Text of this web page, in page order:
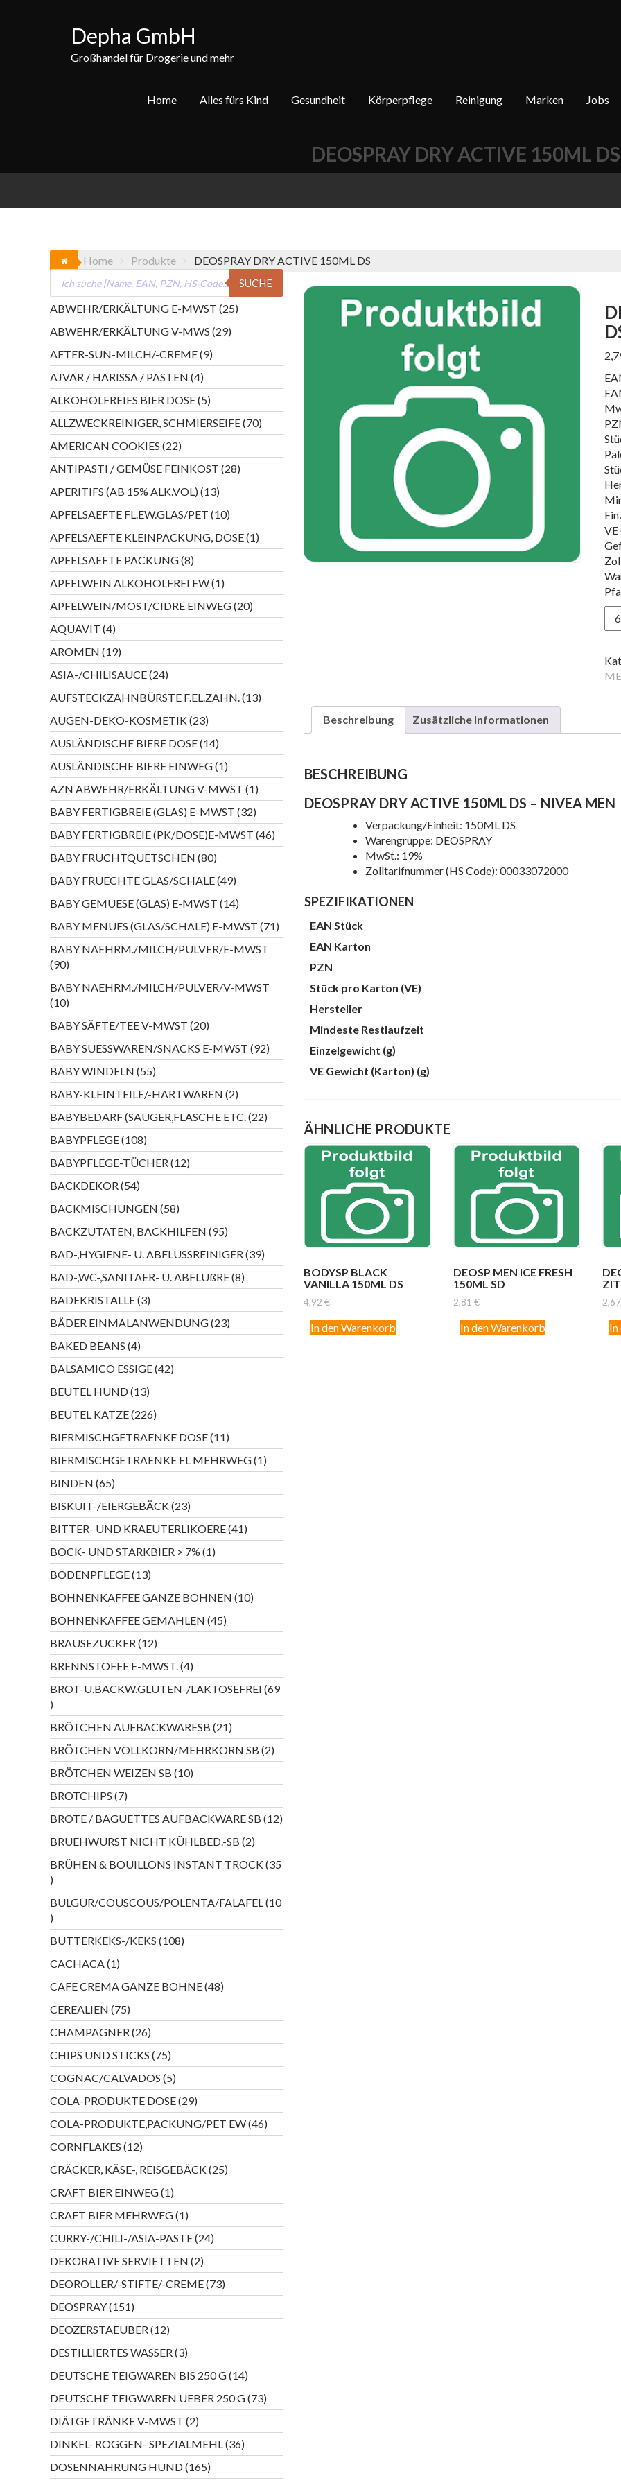
Depha GmbH
Großhandel für Drogerie und mehr
Home Alles fürs Kind Gesundheit Körperpflege Reinigung Marken Jobs
DEOSPRAY DRY ACTIVE 150ML DS
Home Produkte DEOSPRAY DRY ACTIVE 150ML DS
DS
Beschreibung Zusätzliche Informationen
BESCHREIBUNG
DEOSPRAY DRY ACTIVE 150ML DS – NIVEA MEN
Verpackung/Einheit: 150ML DS
Warengruppe: DEOSPRAY
MwSt.: 19%
Zolltarifnummer (HS Code): 00033072000
SPEZIFIKATIONEN
EAN Stück
EAN Karton
PZN
Stück pro Karton (VE)
Hersteller
Mindeste Restlaufzeit
Einzelgewicht (g)
VE Gewicht (Karton) (g)
ÄHNLICHE PRODUKTE
BODYSP BLACK
VANILLA 150ML DS
4,92 €
In den Warenkorb
DEOSP MEN ICE FRESH
150ML SD
2,81 €
In den Warenkorb In
Products
search
SUCHE
ABWEHR/ERKÄLTUNG E-MWST 2525
Produkte
ABWEHR/ERKÄLTUNG V-MWS 2929
Produkte
AFTER-SUN-MILCH/-CREME 99
Produkte
AJVAR / HARISSA / PASTEN 44
Produkte
ALKOHOLFREIES BIER DOSE 55
Produkte
ALLZWECKREINIGER, SCHMIERSEIFE 7070
Produkte
AMERICAN COOKIES 2222
Produkte
ANTIPASTI / GEMÜSE FEINKOST 2828
Produkte
APERITIFS (AB 15% ALK.VOL) 1313
Produkte
APFELSAEFTE FL.EW.GLAS/PET 1010
Produkte
APFELSAEFTE KLEINPACKUNG, DOSE 11
Produkt
APFELSAEFTE PACKUNG 88
Produkte
APFELWEIN ALKOHOLFREI EW 11
Produkt
APFELWEIN/MOST/CIDRE EINWEG 2020
Produkte
AQUAVIT 44
Produkte
AROMEN 1919
Produkte
ASIA-/CHILISAUCE 2424
Produkte
AUFSTECKZAHNBÜRSTE F.EL.ZAHN. 1313
Produkte
AUGEN-DEKO-KOSMETIK 2323
Produkte
AUSLÄNDISCHE BIERE DOSE 1414
Produkte
AUSLÄNDISCHE BIERE EINWEG 11
Produkt
AZN ABWEHR/ERKÄLTUNG V-MWST 11
Produkt
BABY FERTIGBREIE (GLAS) E-MWST 3232
Produkte
BABY FERTIGBREIE (PK/DOSE)E-MWST 4646
Produkte
BABY FRUCHTQUETSCHEN 8080
Produkte
BABY FRUECHTE GLAS/SCHALE 4949
Produkte
BABY GEMUESE (GLAS) E-MWST 1414
Produkte
BABY MENUES (GLAS/SCHALE) E-MWST 7171
Produkte
BABY NAEHRM./MILCH/PULVER/E-MWST
9090
Produkte
BABY NAEHRM./MILCH/PULVER/V-MWST
1010
Produkte
BABY SÄFTE/TEE V-MWST 2020
Produkte
BABY SUESSWAREN/SNACKS E-MWST 9292
Produkte
BABY WINDELN 5555
Produkte
BABY-KLEINTEILE/-HARTWAREN 22
Produkte
BABYBEDARF (SAUGER,FLASCHE ETC. 2222
Produkte
BABYPFLEGE 108108
Produkte
BABYPFLEGE-TÜCHER 1212
Produkte
BACKDEKOR 5454
Produkte
BACKMISCHUNGEN 5858
Produkte
BACKZUTATEN, BACKHILFEN 9595
Produkte
BAD-,HYGIENE- U. ABFLUSSREINIGER 3939
Produkte
BAD-,WC-,SANITAER- U. ABFLUßRE 88
Produkte
BADEKRISTALLE 33
Produkte
BÄDER EINMALANWENDUNG 2323
Produkte
BAKED BEANS 44
Produkte
BALSAMICO ESSIGE 4242
Produkte
BEUTEL HUND 1313
Produkte
BEUTEL KATZE 226226
Produkte
BIERMISCHGETRAENKE DOSE 1111
Produkte
BIERMISCHGETRAENKE FL MEHRWEG 11
Produkt
BINDEN 6565
Produkte
BISKUIT-/EIERGEBÄCK 2323
Produkte
BITTER- UND KRAEUTERLIKOERE 4141
Produkte
BOCK- UND STARKBIER > 7% 11
Produkt
BODENPFLEGE 1313
Produkte
BOHNENKAFFEE GANZE BOHNEN 1010
Produkte
BOHNENKAFFEE GEMAHLEN 4545
Produkte
BRAUSEZUCKER 1212
Produkte
BRENNSTOFFE E-MWST. 44
Produkte
BROT-U.BACKW.GLUTEN-/LAKTOSEFREI 69
69
Produkte
BRÖTCHEN AUFBACKWARESB 2121
Produkte
BRÖTCHEN VOLLKORN/MEHRKORN SB 22
Produkte
BRÖTCHEN WEIZEN SB 1010
Produkte
BROTCHIPS 77
Produkte
BROTE / BAGUETTES AUFBACKWARE SB 1212
Produkte
BRUEHWURST NICHT KÜHLBED.-SB 22
Produkte
BRÜHEN & BOUILLONS INSTANT TROCK 35
35
Produkte
BULGUR/COUSCOUS/POLENTA/FALAFEL 10
10
Produkte
BUTTERKEKS-/KEKS 108108
Produkte
CACHACA 11
Produkt
CAFE CREMA GANZE BOHNE 4848
Produkte
CEREALIEN 7575
Produkte
CHAMPAGNER 2626
Produkte
CHIPS UND STICKS 7575
Produkte
COGNAC/CALVADOS 55
Produkte
COLA-PRODUKTE DOSE 2929
Produkte
COLA-PRODUKTE,PACKUNG/PET EW 4646
Produkte
CORNFLAKES 1212
Produkte
CRÄCKER, KÄSE-, REISGEBÄCK 2525
Produkte
CRAFT BIER EINWEG 11
Produkt
CRAFT BIER MEHRWEG 11
Produkt
CURRY-/CHILI-/ASIA-PASTE 2424
Produkte
DEKORATIVE SERVIETTEN 22
Produkte
DEOROLLER/-STIFTE/-CREME 7373
Produkte
DEOSPRAY 151151
Produkte
DEOZERSTAEUBER 1212
Produkte
DESTILLIERTES WASSER 33
Produkte
DEUTSCHE TEIGWAREN BIS 250 G 1414
Produkte
DEUTSCHE TEIGWAREN UEBER 250 G 7373
Produkte
DIÄTGETRÄNKE V-MWST 22
Produkte
DINKEL- ROGGEN- SPEZIALMEHL 3636
Produkte
DOSENNAHRUNG HUND 165165
Produkte